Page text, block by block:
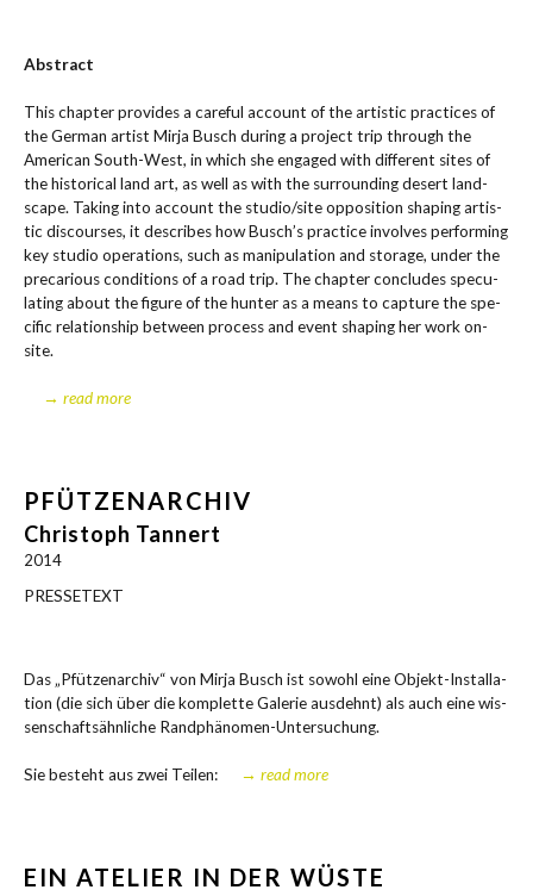
Abs­tract
This chap­ter pro­vi­des a careful account of the artis­tic prac­ti­ces of
the Ger­man artist Mir­ja Busch during a pro­ject trip through the
Ame­ri­can South-West, in which she enga­ged with dif­fe­rent sites of
the his­to­ri­cal land art, as well as with the sur­roun­ding desert land­
scape. Taking into account the studio/site oppo­si­ti­on sha­ping artis­
tic dis­cour­ses, it descri­bes how Busch’s prac­ti­ce invol­ves per­forming
key stu­dio ope­ra­ti­ons, such as mani­pu­la­ti­on and sto­rage, under the
pre­ca­rious con­di­ti­ons of a road trip. The chap­ter con­cludes spe­cu­
la­ting about the figu­re of the hun­ter as a means to cap­tu­re the spe­
ci­fic rela­ti­onship bet­ween pro­cess and event sha­ping her work on-
site.
→ read more
PFÜTZENARCHIV
Christoph Tannert
2014
PRESSETEXT
Das „Pfüt­zen­ar­chiv“ von Mir­ja Busch ist sowohl eine Objekt-Instal­la­
ti­on (die sich über die kom­plet­te Gale­rie aus­dehnt) als auch eine wis­
sen­schafts­ähn­li­che Randphänomen-Untersuchung.
Sie besteht aus zwei Tei­len: → read more
EIN ATELIER IN DER WÜSTE